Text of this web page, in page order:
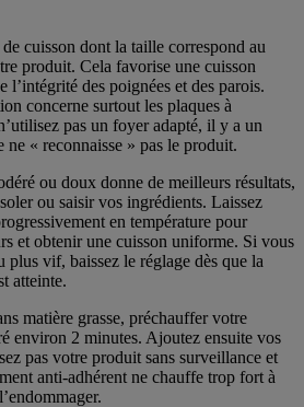
cuisson dont la taille correspond au
produit. Cela favorise une cuisson
l’intégrité des poignées et des parois.
concerne surtout les plaques à
pas un foyer adapté, il y a un
ne « reconnaisse » pas le produit.
ou doux donne de meilleurs résultats,
ou saisir vos ingrédients. Laissez
en température pour
et obtenir une cuisson uniforme. Si vous
plus vif, baissez le réglage dès que la
atteinte.
matière grasse, préchauffer votre
environ 2 minutes. Ajoutez ensuite vos
pas votre produit sans surveillance et
anti-adhérent ne chauffe trop fort à